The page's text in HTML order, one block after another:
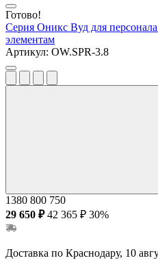
Готово!
Серия Оникс Вуд для персонала
элементам
Артикул: OW.SPR-3.8
1380 800 750
29 650 ₽ 42 365 ₽ 30%
Доставка по Краснодару, 10